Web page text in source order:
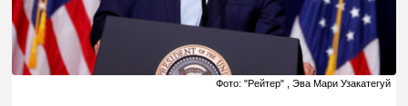
Фото: "Рейтер" , Эва Мари Узакатегуй